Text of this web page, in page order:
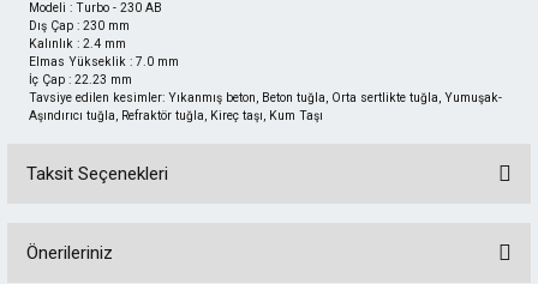
Modeli : Turbo - 230 AB
Dış Çap : 230 mm
Kalınlık : 2.4 mm
Elmas Yükseklik : 7.0 mm
İç Çap : 22.23 mm
Tavsiye edilen kesimler: Yıkanmış beton, Beton tuğla, Orta sertlikte tuğla, Yumuşak-
Aşındırıcı tuğla, Refraktör tuğla, Kireç taşı, Kum Taşı
Taksit Seçenekleri
Önerileriniz